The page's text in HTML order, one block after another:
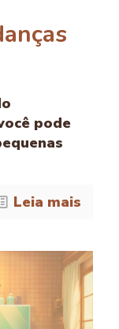
pode
Leia mais